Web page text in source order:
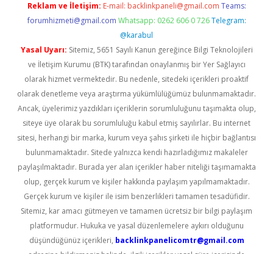
Reklam ve İletişim: E-mail: backlinkpaneli@gmail.com Teams:
forumhizmeti@gmail.com Whatsapp: 0262 606 0 726 Telegram:
@karabul
Yasal Uyarı: Sitemiz, 5651 Sayılı Kanun gereğince Bilgi Teknolojileri
ve İletişim Kurumu (BTK) tarafından onaylanmış bir Yer Sağlayıcı
olarak hizmet vermektedir. Bu nedenle, sitedeki içerikleri proaktif
olarak denetleme veya araştırma yükümlülüğümüz bulunmamaktadır.
Ancak, üyelerimiz yazdıkları içeriklerin sorumluluğunu taşımakta olup,
siteye üye olarak bu sorumluluğu kabul etmiş sayılırlar. Bu internet
sitesi, herhangi bir marka, kurum veya şahıs şirketi ile hiçbir bağlantısı
bulunmamaktadır. Sitede yalnızca kendi hazırladığımız makaleler
paylaşılmaktadır. Burada yer alan içerikler haber niteliği taşımamakta
olup, gerçek kurum ve kişiler hakkında paylaşım yapılmamaktadır.
Gerçek kurum ve kişiler ile isim benzerlikleri tamamen tesadüfidir.
Sitemiz, kar amacı gütmeyen ve tamamen ücretsiz bir bilgi paylaşım
platformudur. Hukuka ve yasal düzenlemelere aykırı olduğunu
düşündüğünüz içerikleri, backlinkpanelicomtr@gmail.com